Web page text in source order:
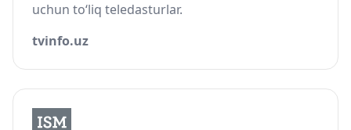
uchun to‘liq teledasturlar.
tvinfo.uz